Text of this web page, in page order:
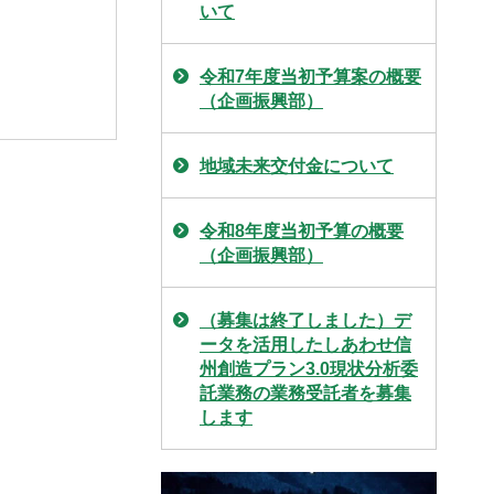
いて
令和7年度当初予算案の概要
（企画振興部）
地域未来交付金について
令和8年度当初予算の概要
（企画振興部）
（募集は終了しました）デ
ータを活用したしあわせ信
州創造プラン3.0現状分析委
託業務の業務受託者を募集
します